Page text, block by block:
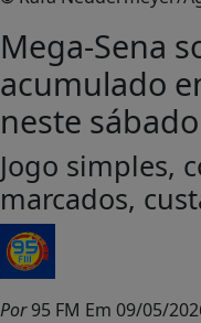
Mega-Sena
acumulado
neste sábado
Jogo simples,
marcados,
Por95 FM Em 09/05/